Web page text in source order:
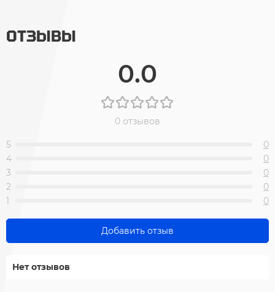
ОТЗЫВЫ
0.0
0 отзывов
5
0
4
0
3
0
2
0
1
0
Добавить отзыв
Нет отзывов